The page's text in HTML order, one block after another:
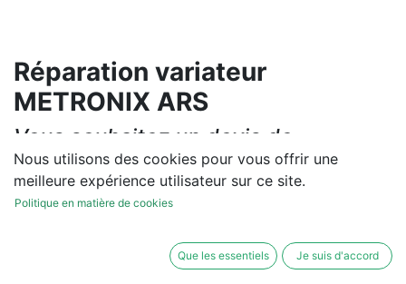
Réparation variateur
METRONIX ARS
Vous souhaitez un devis de
réparation ou de vente, un
diagnostic sur site?
Nous utilisons des cookies pour vous offrir une
meilleure expérience utilisateur sur ce site.
Politique en matière de cookies
Que les essentiels Je suis d'accord